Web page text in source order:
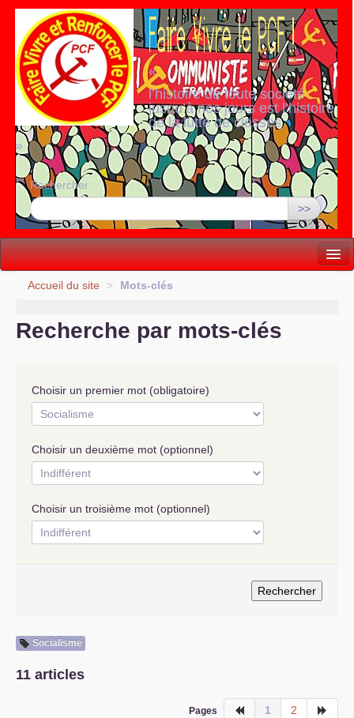
«
l’histoire de toute société
jusqu’à nos jours est l’histoire
de la lutte de classes
»
Rechercher :
>>
Vie politique
Comprendre...
Accueil du site > Mots-clés
Recherche par mots-clés
Choisir un premier mot (obligatoire)
Choisir un deuxième mot (optionnel)
Choisir un troisième mot (optionnel)
Socialisme
11 articles
Pages 1 2